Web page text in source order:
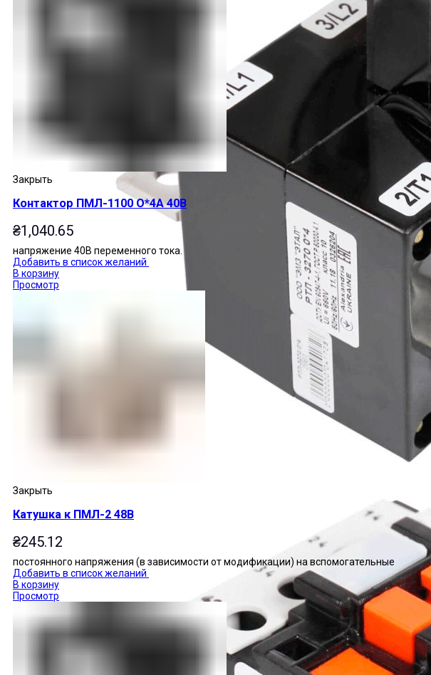
Закрыть
Контактор ПМЛ-1100 О*4А 40В
₴1,040.65
напряжение 40В переменного тока.
Добавить в список желаний
В корзину
Просмотр
Закрыть
Катушка к ПМЛ-2 48В
₴245.12
постоянного напряжения (в зависимости от модификации) на вспомогательные
Добавить в список желаний
В корзину
Просмотр